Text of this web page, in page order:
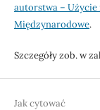
autorstwa – Użycie
Międzynarodowe.
Szczegóły zob. w
Jak cytować